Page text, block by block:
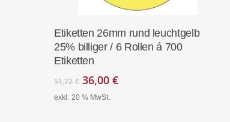
In Den Warenkorb
Etiketten 26mm rund leuchtgelb
25% billiger / 6 Rollen á 700
Etiketten
51,72€ Ursprünglicher
Preis
36,00€Aktueller
exkl. 20 % MwSt.